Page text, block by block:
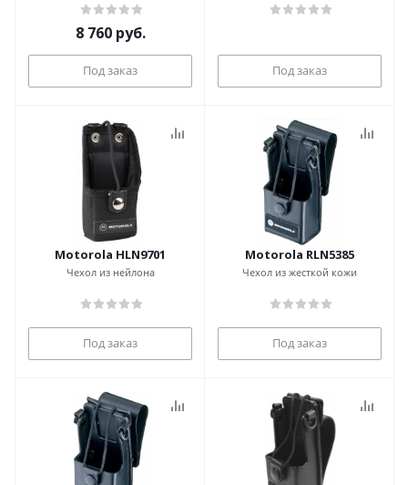
8 760руб.
Под заказ Под заказ
Motorola HLN9701
Чехол из нейлона
Под заказ
Motorola RLN5385
Чехол из жесткой кожи
Под заказ